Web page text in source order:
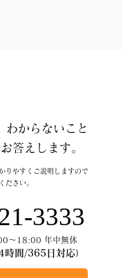
わからないこと
答えします。
りやすくご説明しますので
ださい。
3333
～18:00 年中無休
時間/365日対応）